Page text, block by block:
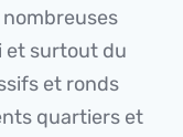
nombreuses
et surtout du
et ronds
quartiers et